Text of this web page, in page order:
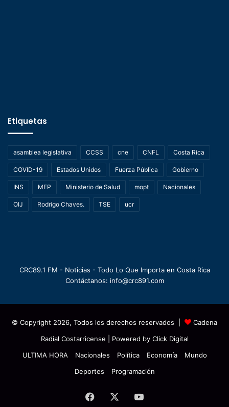
Etiquetas
asamblea legislativa CCSS cne CNFL Costa Rica
COVID-19 Estados Unidos Fuerza Pública Gobierno
INS MEP Ministerio de Salud mopt Nacionales
OIJ Rodrigo Chaves. TSE ucr
CRC89.1 FM - Noticias - Todo Lo Que Importa en Costa Rica
Contáctanos: info@crc891.com
© Copyright 2026, Todos los derechos reservados |
Cadena
Radial Costarricense | Powered by Click Digital
ULTIMA HORA
Nacionales Política Economía
Mundo
Deportes
Programación
Facebook